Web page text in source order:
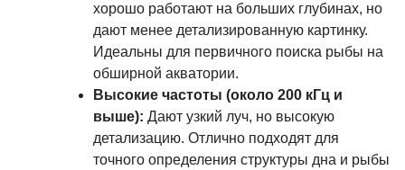
хорошо работают на больших глубинах, но
дают менее детализированную картинку.
Идеальны для первичного поиска рыбы на
обширной акватории.
Высокие частоты (около 200 кГц и
выше): Дают узкий луч, но высокую
детализацию. Отлично подходят для
точного определения структуры дна и рыбы